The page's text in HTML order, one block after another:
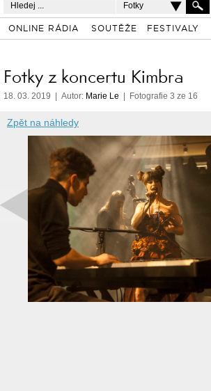
Fotky
ONLINE RÁDIA SOUTĚŽE FESTIVALY
Fotky z koncertu Kimbra
18. 03. 2019 | Autor: Marie Le | Fotografie 3 ze 16
Zpět na náhledy